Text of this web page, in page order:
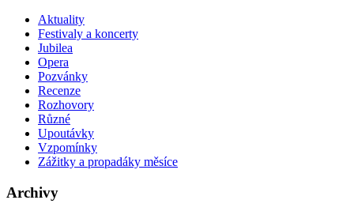
Aktuality
Festivaly a koncerty
Jubilea
Opera
Pozvánky
Recenze
Rozhovory
Různé
Upoutávky
Vzpomínky
Zážitky a propadáky měsíce
Archivy